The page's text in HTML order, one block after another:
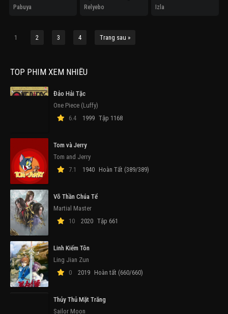
Pabuya Relyebo Izla
1 2 3 4 Trang sau »
TOP PHIM XEM NHIỀU
Đảo Hải Tặc
One Piece (Luffy)
6.4
1999 Tập 1168
Tom và Jerry
Tom and Jerry
7.1
1940 Hoàn Tất (389/389)
Võ Thần Chúa Tể
Martial Master
10
2020 Tập 661
Linh Kiếm Tôn
Ling Jian Zun
0
2019 Hoàn tất (660/660)
Thủy Thủ Mặt Trăng
Sailor Moon